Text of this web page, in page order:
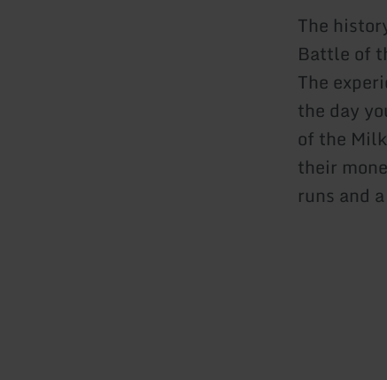
The
Battle of
The
the day
of the
their
runs and